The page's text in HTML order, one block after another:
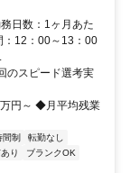
日数：1ヶ月あた
：12：00～13：00
ピード選考実
～ ◆月平均残業
間制
転勤なし
り
ブランクOK